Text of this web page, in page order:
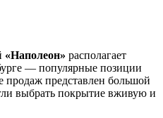
«Наполеон» располагает
— популярные позиции
продаж представлен большой
выбрать покрытие вживую и